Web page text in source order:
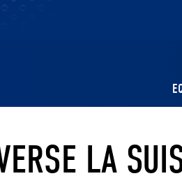
LA